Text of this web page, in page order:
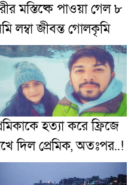
মস্তিষ্কে পাওয়া গেল ৮
লম্বা জীবন্ত গোলকৃমি
হত্যা করে ফ্রিজে
দিল প্রেমিক, অতঃপর..!